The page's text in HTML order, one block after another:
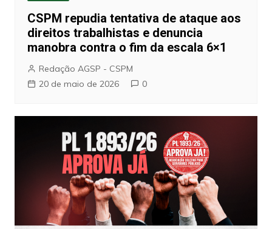
CSPM repudia tentativa de ataque aos
direitos trabalhistas e denuncia
manobra contra o fim da escala 6×1
Redação AGSP - CSPM
20 de maio de 2026
0